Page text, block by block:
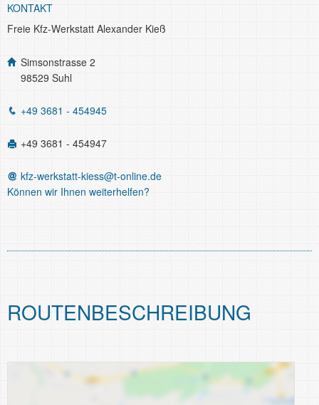
KONTAKT
Freie Kfz-Werkstatt Alexander Kieß
Simsonstrasse 2
98529 Suhl
+49 3681 - 454945
+49 3681 - 454947
kfz-werkstatt-kiess@t-online.de
Können wir Ihnen weiterhelfen?
ROUTEN­BESCHREIBUNG